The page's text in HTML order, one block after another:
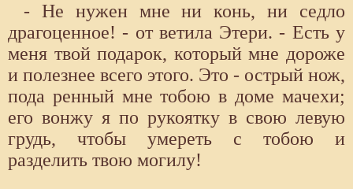
- Не нужен мне ни конь, ни седло
драгоценное! - от ветила Этери. - Есть у
меня твой подарок, который мне дороже
и полезнее всего этого. Это - острый нож,
пода ренный мне тобою в доме мачехи;
его вонжу я по рукоятку в свою левую
грудь, чтобы умереть с тобою и
разделить твою могилу!